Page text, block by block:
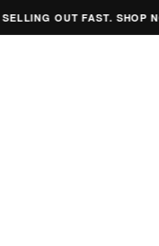
OUT FAST. SHOP NOW